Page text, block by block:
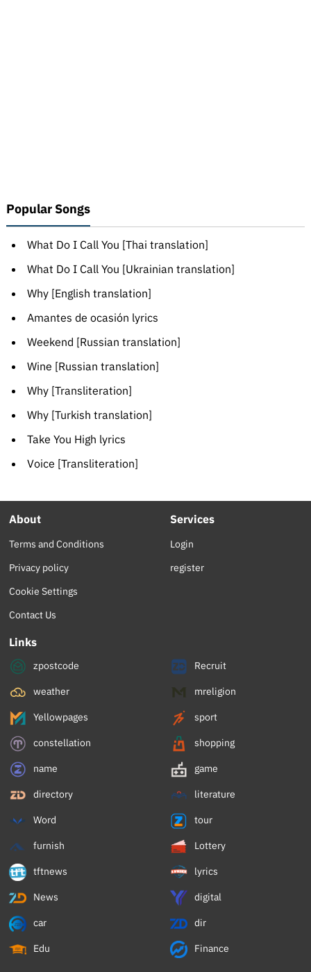
Popular Songs
What Do I Call You [Thai translation]
What Do I Call You [Ukrainian translation]
Why [English translation]
Amantes de ocasión lyrics
Weekend [Russian translation]
Wine [Russian translation]
Why [Transliteration]
Why [Turkish translation]
Take You High lyrics
Voice [Transliteration]
About
Terms and Conditions
Privacy policy
Cookie Settings
Contact Us
Services
Login
register
Links
zpostcode Recruit
weather mreligion
Yellowpages sport
constellation shopping
name game
directory literature
Word tour
furnish Lottery
tftnews lyrics
News digital
car dir
Edu Finance